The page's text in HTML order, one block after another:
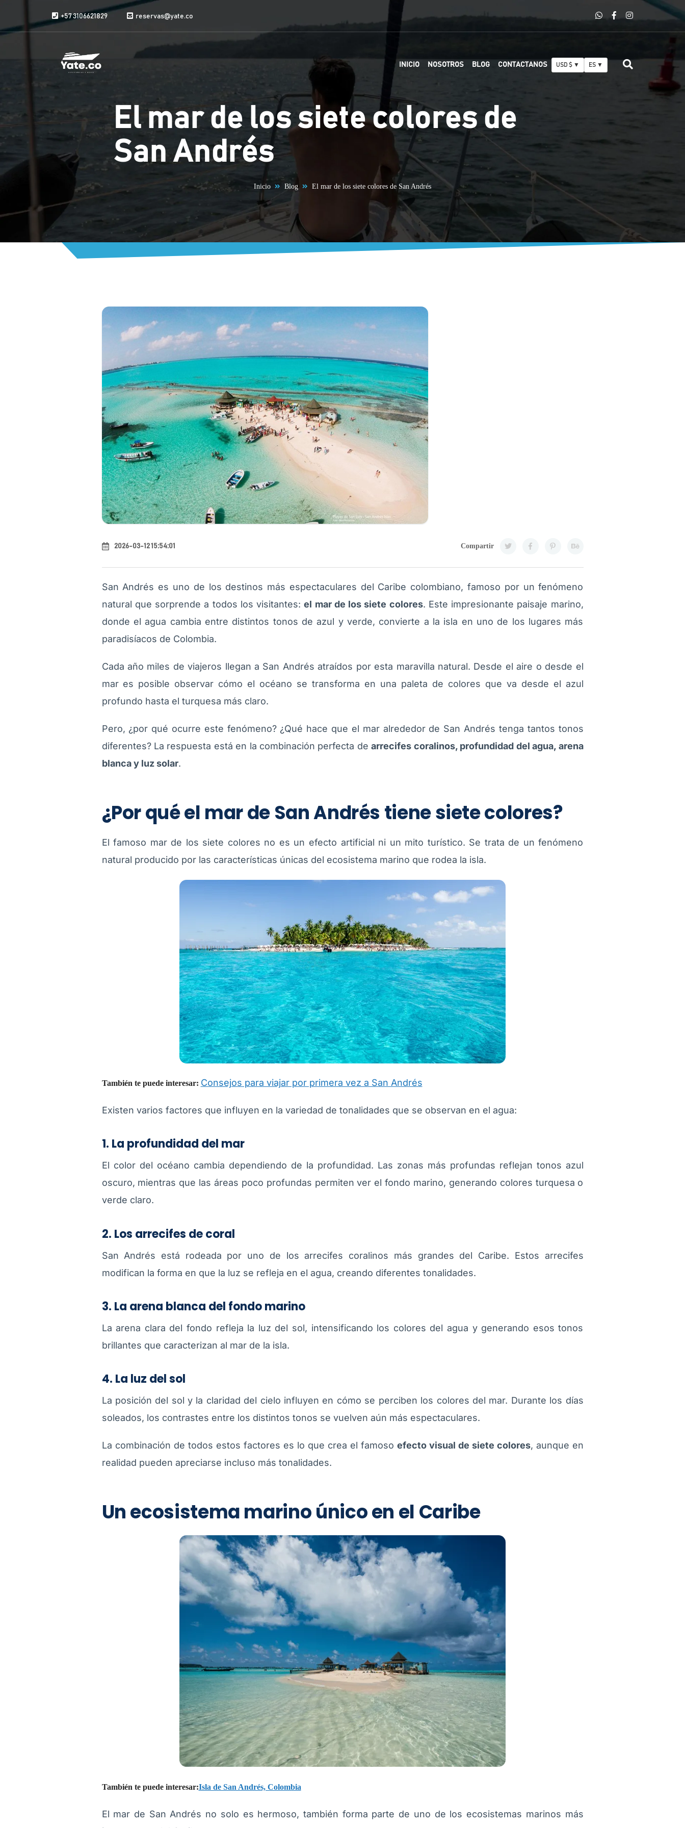
+57 3106621829 reservas@yate.co
INICIO NOSOTROS BLOG CONTACTANOS USD $ ▼ ES ▼
El mar de los siete colores de
San Andrés
Inicio Blog El mar de los siete colores de San Andrés
2026-03-12 15:54:01 Compartir
San Andrés es uno de los destinos más espectaculares del Caribe colombiano, famoso por un fenómeno
natural que sorprende a todos los visitantes:el mar de los siete colores. Este impresionante paisaje marino,
donde el agua cambia entre distintos tonos de azul y verde, convierte a la isla en uno de los lugares más
paradisíacos de Colombia.
Cada año miles de viajeros llegan a San Andrés atraídos por esta maravilla natural. Desde el aire o desde el
mar es posible observar cómo el océano se transforma en una paleta de colores que va desde el azul
profundo hasta el turquesa más claro.
Pero, ¿por qué ocurre este fenómeno? ¿Qué hace que el mar alrededor de San Andrés tenga tantos tonos
diferentes? La respuesta está en la combinación perfecta dearrecifes coralinos, profundidad del agua, arena
blanca y luz solar.
¿Por qué el mar de San Andrés tiene siete colores?
El famoso mar de los siete colores no es un efecto artificial ni un mito turístico. Se trata de un fenómeno
natural producido por las características únicas del ecosistema marino que rodea la isla.
También te puede interesar: Consejos para viajar por primera vez a San Andrés
Existen varios factores que influyen en la variedad de tonalidades que se observan en el agua:
1. La profundidad del mar
El color del océano cambia dependiendo de la profundidad. Las zonas más profundas reflejan tonos azul
oscuro, mientras que las áreas poco profundas permiten ver el fondo marino, generando colores turquesa o
verde claro.
2. Los arrecifes de coral
San Andrés está rodeada por uno de los arrecifes coralinos más grandes del Caribe. Estos arrecifes
modifican la forma en que la luz se refleja en el agua, creando diferentes tonalidades.
3. La arena blanca del fondo marino
La arena clara del fondo refleja la luz del sol, intensificando los colores del agua y generando esos tonos
brillantes que caracterizan al mar de la isla.
4. La luz del sol
La posición del sol y la claridad del cielo influyen en cómo se perciben los colores del mar. Durante los días
soleados, los contrastes entre los distintos tonos se vuelven aún más espectaculares.
La combinación de todos estos factores es lo que crea el famoso efecto visual de siete colores, aunque en
realidad pueden apreciarse incluso más tonalidades.
Un ecosistema marino único en el Caribe
También te puede interesar:Isla de San Andrés, Colombia
El mar de San Andrés no solo es hermoso, también forma parte de uno de los ecosistemas marinos más